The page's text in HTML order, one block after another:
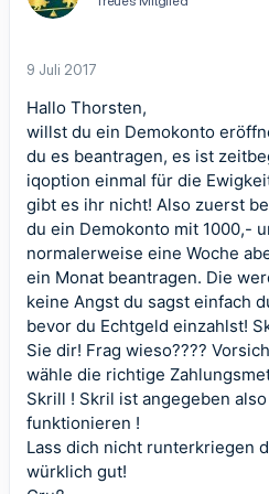
o
n
:
9 Juli 2017
Hallo Thorsten,
willst du ein Demokonto
du es beantragen, es ist
iqoption einmal für die
gibt es ihr nicht! Also zuerst
du ein Demokonto mit 1000,-
normalerweise eine Woche
ein Monat beantragen. Die
keine Angst du sagst einfach
bevor du Echtgeld einzahlst!
Sie dir! Frag wieso????
wähle die richtige
Skrill ! Skril ist angegeben
funktionieren !
Lass dich nicht runterkriegen
würklich gut!